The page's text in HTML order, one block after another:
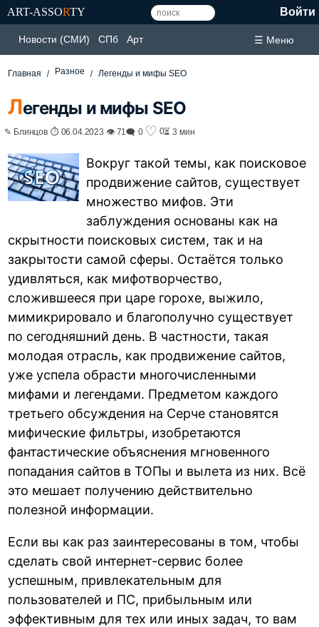
ART-ASSORTY Войти
Новости (СМИ) СПб Арт ☰ Меню
Главная Разное Легенды и мифы SEO
Легенды и мифы SEO
✎ Блинцов ⏱ 06.04.2023 👁 71🗨 0 ♡ 0⏳ 3 мин
Вокруг такой темы, как поисковое
продвижение сайтов, существует
множество мифов. Эти
заблуждения основаны как на
скрытности поисковых систем, так и на
закрытости самой сферы. Остаётся только
удивляться, как мифотворчество,
сложившееся при царе горохе, выжило,
мимикрировало и благополучно существует
по сегодняшний день. В частности, такая
молодая отрасль, как продвижение сайтов,
уже успела обрасти многочисленными
мифами и легендами. Предметом каждого
третьего обсуждения на Серче становятся
мифические фильтры, изобретаются
фантастические объяснения мгновенного
попадания сайтов в ТОПы и вылета из них. Всё
это мешает получению действительно
полезной информации.
Если вы как раз заинтересованы в том, чтобы
сделать свой интернет-сервис более
успешным, привлекательным для
пользователей и ПС, прибыльным или
эффективным для тех или иных задач, то вам